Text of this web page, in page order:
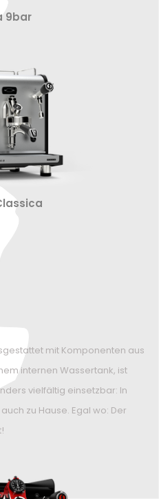
9bar
mit Komponenten aus
internen Wassertank, ist
vielfältig einsetzbar: In
zu Hause. Egal wo: Der